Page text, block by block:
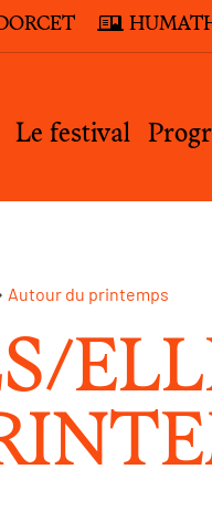
Le festival
Autour du printemps